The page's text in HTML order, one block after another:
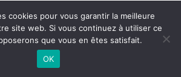
cookies pour vous garantir la meilleure
site web. Si vous continuez à utiliser ce
que vous en êtes satisfait.
OK